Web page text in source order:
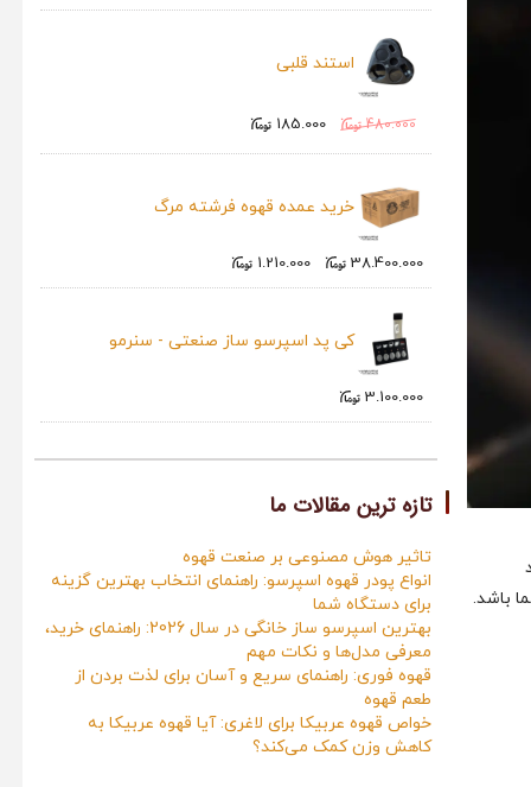
باشد.
استند قلبی
480.000
185.000
خرید عمده قهوه فرشته مرگ
38.400.000
1.210.000
کی پد اسپرسو ساز صنعتی - سنرمو
3.100.000
تازه ترین مقالات ما
تاثیر هوش مصنوعی بر صنعت قهوه
انواع پودر قهوه اسپرسو: راهنمای انتخاب بهترین گزینه
برای دستگاه شما
بهترین اسپرسو ساز خانگی در سال 2026: راهنمای خرید،
معرفی مدل‌ها و نکات مهم
قهوه فوری: راهنمای سریع و آسان برای لذت بردن از
طعم قهوه
خواص قهوه عربیکا برای لاغری: آیا قهوه عربیکا به
کاهش وزن کمک می‌کند؟